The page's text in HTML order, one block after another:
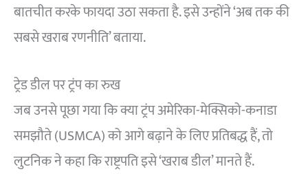
बातचीत करके फायदा उठा सकता है. इसे उन्होंने ‘अब तक की
सबसे खराब रणनीति’ बताया.
ट्रेड डील पर ट्रंप का रुख
जब उनसे पूछा गया कि क्या ट्रंप अमेरिका-मेक्सिको-कनाडा
समझौते (USMCA) को आगे बढ़ाने के लिए प्रतिबद्ध हैं, तो
लुटनिक ने कहा कि राष्ट्रपति इसे ‘खराब डील’ मानते हैं.